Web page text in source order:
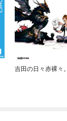
吉田の日々赤裸々。